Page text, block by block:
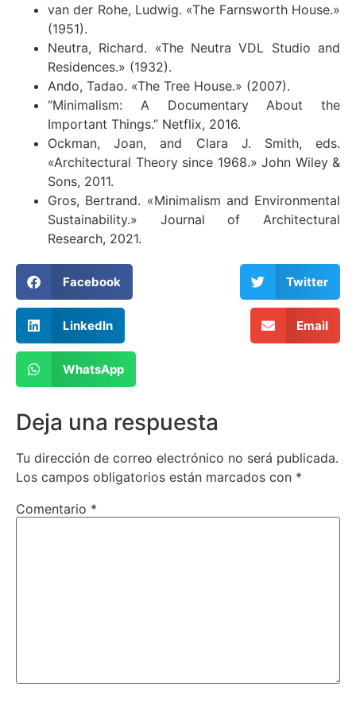
van der Rohe, Ludwig. «The Farnsworth House.»
(1951).
Neutra, Richard. «The Neutra VDL Studio and
Residences.» (1932).
Ando, Tadao. «The Tree House.» (2007).
“Minimalism: A Documentary About the
Important Things.” Netflix, 2016.
Ockman, Joan, and Clara J. Smith, eds.
«Architectural Theory since 1968.» John Wiley &
Sons, 2011.
Gros, Bertrand. «Minimalism and Environmental
Sustainability.» Journal of Architectural
Research, 2021.
Facebook Twitter
LinkedIn Email
WhatsApp
Deja una respuesta
Tu dirección de correo electrónico no será publicada.
Los campos obligatorios están marcados con *
Comentario *